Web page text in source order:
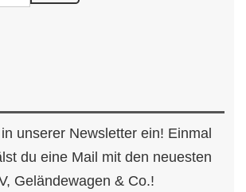
unserer Newsletter ein! Einmal
du eine Mail mit den neuesten
Geländewagen & Co.!